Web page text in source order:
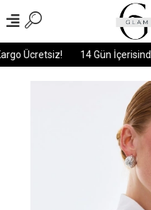
Ücretsiz! 14 Gün